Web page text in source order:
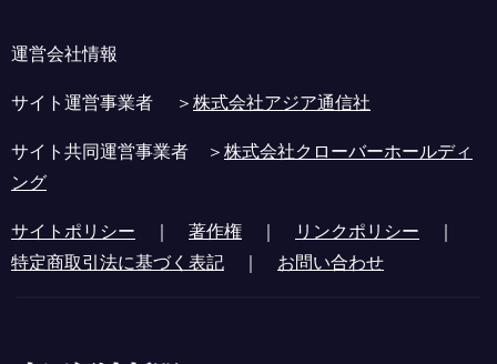
運営会社情報
サイト運営事業者 ＞株式会社アジア通信社
サイト共同運営事業者 ＞株式会社クローバーホールディ
ング
サイトポリシー ｜ 著作権 ｜ リンクポリシー ｜
特定商取引法に基づく表記 ｜ お問い合わせ